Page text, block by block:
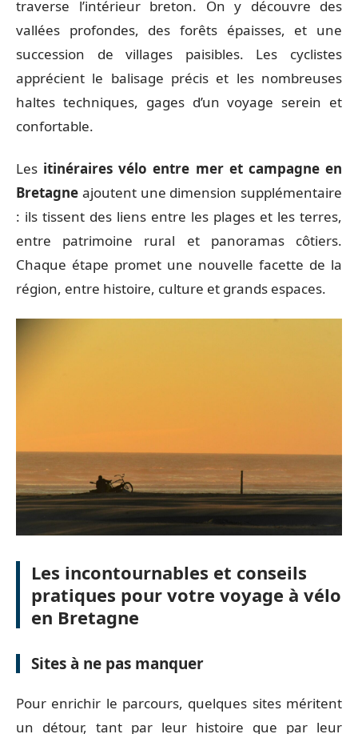
traverse l’intérieur breton. On y découvre des
vallées profondes, des forêts épaisses, et une
succession de villages paisibles. Les cyclistes
apprécient le balisage précis et les nombreuses
haltes techniques, gages d’un voyage serein et
confortable.
Les itinéraires vélo entre mer et campagne en
Bretagne ajoutent une dimension supplémentaire
: ils tissent des liens entre les plages et les terres,
entre patrimoine rural et panoramas côtiers.
Chaque étape promet une nouvelle facette de la
région, entre histoire, culture et grands espaces.
Les incontournables et conseils
pratiques pour votre voyage à vélo
en Bretagne
Sites à ne pas manquer
Pour enrichir le parcours, quelques sites méritent
un détour, tant par leur histoire que par leur